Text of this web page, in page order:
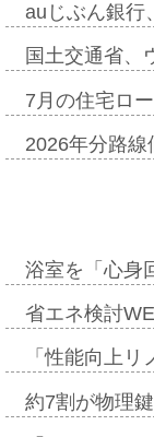
auじぶん銀行
国土交通省
7月の住宅ロ
2026年分路
浴室を「心身
省エネ検討
「性能向上
約7割が物理